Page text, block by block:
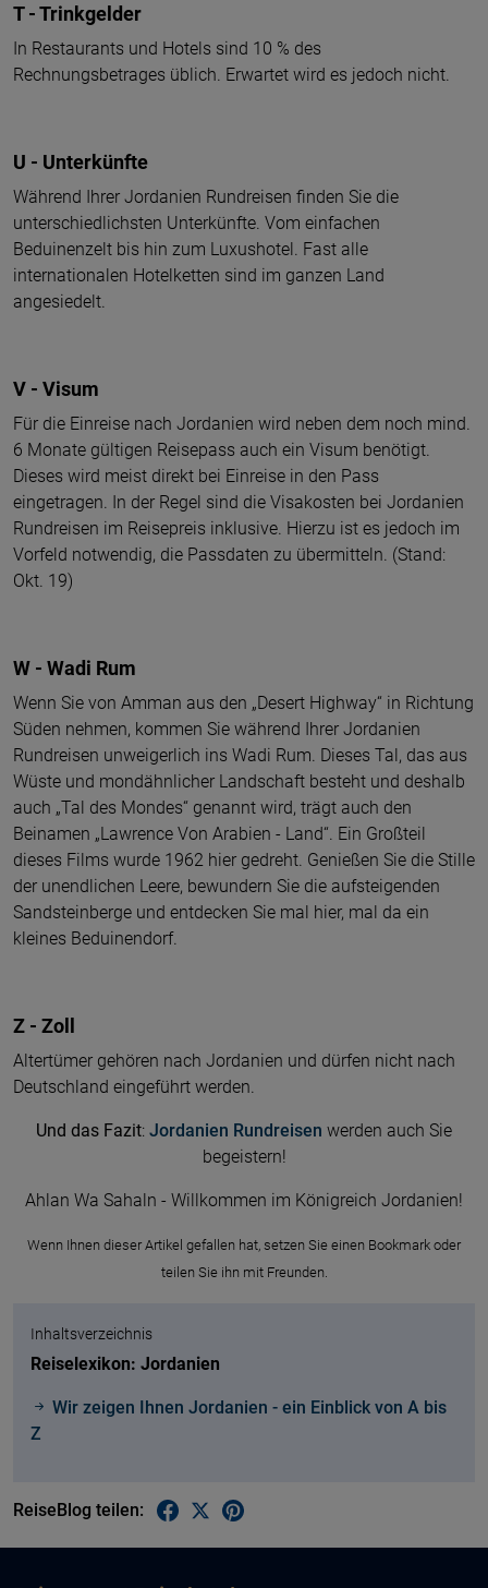
T - Trinkgelder
In Restaurants und Hotels sind 10 % des
Rechnungsbetrages üblich. Erwartet wird es jedoch nicht.
U - Unterkünfte
Während Ihrer Jordanien Rundreisen finden Sie die
unterschiedlichsten Unterkünfte. Vom einfachen
Beduinenzelt bis hin zum Luxushotel. Fast alle
internationalen Hotelketten sind im ganzen Land
angesiedelt.
V - Visum
Für die Einreise nach Jordanien wird neben dem noch mind.
6 Monate gültigen Reisepass auch ein Visum benötigt.
Dieses wird meist direkt bei Einreise in den Pass
eingetragen. In der Regel sind die Visakosten bei Jordanien
Rundreisen im Reisepreis inklusive. Hierzu ist es jedoch im
Vorfeld notwendig, die Passdaten zu übermitteln. (Stand:
Okt. 19)
W - Wadi Rum
Wenn Sie von Amman aus den „Desert Highway“ in Richtung
Süden nehmen, kommen Sie während Ihrer Jordanien
Rundreisen unweigerlich ins Wadi Rum. Dieses Tal, das aus
Wüste und mondähnlicher Landschaft besteht und deshalb
auch „Tal des Mondes“ genannt wird, trägt auch den
Beinamen „Lawrence Von Arabien - Land“. Ein Großteil
dieses Films wurde 1962 hier gedreht. Genießen Sie die Stille
der unendlichen Leere, bewundern Sie die aufsteigenden
Sandsteinberge und entdecken Sie mal hier, mal da ein
kleines Beduinendorf.
Z - Zoll
Altertümer gehören nach Jordanien und dürfen nicht nach
Deutschland eingeführt werden.
Und das Fazit: Jordanien Rundreisen werden auch Sie
begeistern!
Ahlan Wa Sahaln - Willkommen im Königreich Jordanien!
Wenn Ihnen dieser Artikel gefallen hat, setzen Sie einen Bookmark oder
teilen Sie ihn mit Freunden.
Inhaltsverzeichnis
Reiselexikon: Jordanien
Wir zeigen Ihnen Jordanien - ein Einblick von A bis
Z
ReiseBlog teilen: